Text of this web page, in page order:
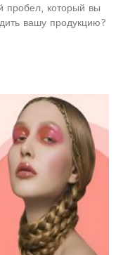
пробел, который вы
вашу продукцию?